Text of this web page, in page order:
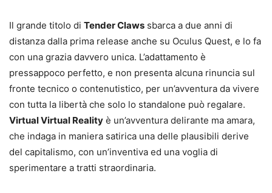
Il grande titolo di Tender Claws sbarca a due anni di
distanza dalla prima release anche su Oculus Quest, e lo fa
con una grazia davvero unica. L’adattamento è
pressappoco perfetto, e non presenta alcuna rinuncia sul
fronte tecnico o contenutistico, per un’avventura da vivere
con tutta la libertà che solo lo standalone può regalare.
Virtual Virtual Reality è un’avventura delirante ma amara,
che indaga in maniera satirica una delle plausibili derive
del capitalismo, con un’inventiva ed una voglia di
sperimentare a tratti straordinaria.